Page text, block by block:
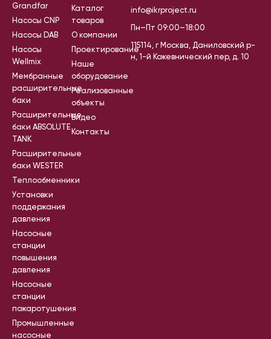
Grandfar
Насосы CNP
Насосы DAB
Насосы
Wellmix
Мембранные
расширительные
баки
Расширительные
баки ABSOLUTE
TANK
Расширительные
баки WESTER
Теплообменники
Установки
поддержания
давления
Насосные
станции
повышения
давления
Насосные
станции
пожаротушения
Промышленные
насосные
Каталог
товаров
О компании
Проектирование
Наше
оборудование
Реализованные
объекты
Видео
Контакты
info@ikrproject.ru
Пн–Пт 09:00–18:00
115114, г Москва, Даниловский р-
н, 1-й Кожевнический пер, д. 10